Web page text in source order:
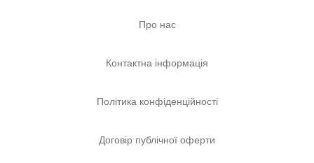
Про нас
Контактна інформація
Політика конфіденційності
Договір публічної оферти